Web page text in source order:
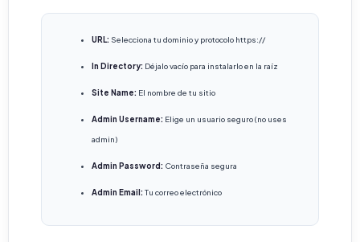
URL: Selecciona tu dominio y protocolo https://
In Directory: Déjalo vacío para instalarlo en la raíz
Site Name: El nombre de tu sitio
Admin Username: Elige un usuario seguro (no uses
admin)
Admin Password: Contraseña segura
Admin Email: Tu correo electrónico